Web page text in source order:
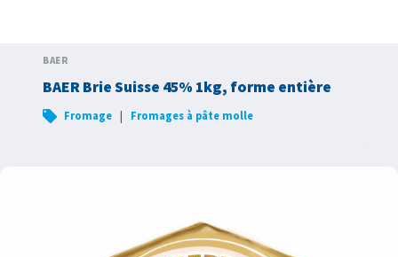
BAER
BAER Brie Suisse 45% 1kg, forme entière
Fromage | Fromages à pâte molle